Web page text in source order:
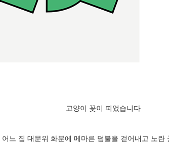
고양이 꽃이 피었습니다
어느 집 대문위 화분에 메마른 덤불을 걷어내고 노란